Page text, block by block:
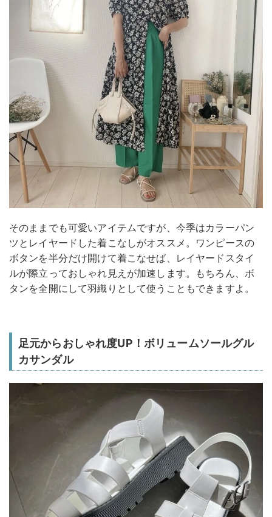
そのままでも可愛いアイテムですが、今季はカラーパン
ツとレイヤードした着こなしがオススメ。ワンピースの
ボタンを半分だけ開けて着こなせば、レイヤードスタイ
ルが際立っておしゃれ見えが加速します。もちろん、ボ
タンを全開にして羽織りとして使うこともできますよ。
足元からおしゃれ度UP！ボリュームソールグル
カサンダル